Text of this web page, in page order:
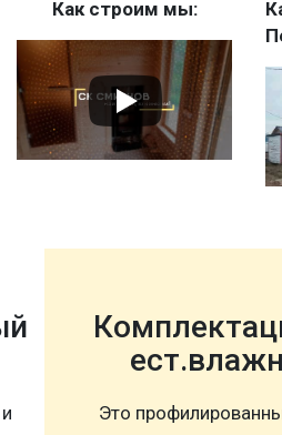
Как строим мы:
Это